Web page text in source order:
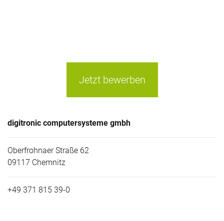
Jetzt bewerben
digitronic computersysteme gmbh
Oberfrohnaer Straße 62
09117 Chemnitz
+49 371 815 39-0